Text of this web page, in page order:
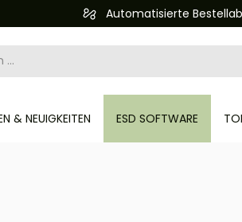
Automatisierte
& NEUIGKEITEN ESD SOFTWARE